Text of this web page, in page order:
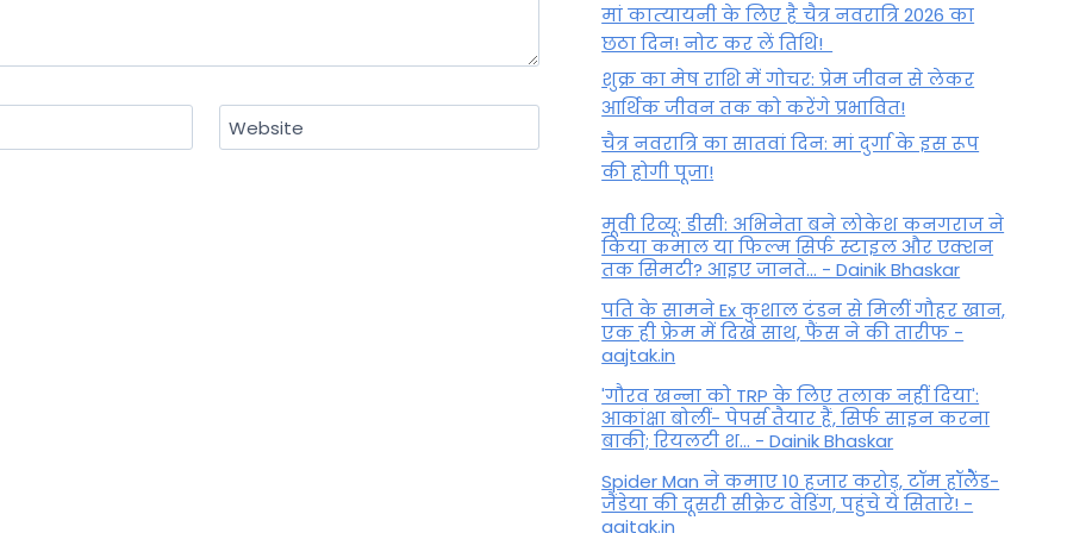
Website
मां कात्‍यायनी के लिए है चैत्र नवरात्रि 2026 का
छठा दिन! नोट कर लें तिथि!
शुक्र का मेष राशि में गोचर: प्रेम जीवन से लेकर
आर्थिक जीवन तक को करेंगे प्रभावित!
चैत्र नवरात्रि का सातवां दिन: मां दुर्गा के इस रूप
की होगी पूजा!
मूवी रिव्यू: डीसी: अभिनेता बने लोकेश कनगराज ने
किया कमाल या फिल्म सिर्फ स्टाइल और एक्शन
तक सिमटी? आइए जानते... - Dainik Bhaskar
पति के सामने Ex कुशाल टंडन से मिलीं गौहर खान,
एक ही फ्रेम में दिखे साथ, फैंस ने की तारीफ -
aajtak.in
'गौरव खन्ना को TRP के लिए तलाक नहीं दिया':
आकांक्षा बोलीं- पेपर्स तैयार हैं, सिर्फ साइन करना
बाकी; रियलटी श... - Dainik Bhaskar
Spider Man ने कमाए 10 हजार करोड़, टॉम हॉलैेंड-
जैंडेया की दूसरी सीक्रेट वेडिंग, पहुंचे ये सितारे! -
aajtak.in